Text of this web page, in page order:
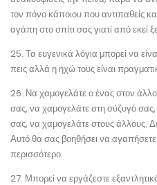
τον πόνο κάποιου που αντιπαθείς
αγάπη στο σπίτι σας γιατί από εκεί
25. Τα ευγενικά λόγια μπορεί να
πεις αλλά η ηχώ τους είναι
26. Να χαμογελάτε ο ένας στον
σας, να χαμογελάτε στη σύζυγό
σας, να χαμογελάτε στους άλλους.
Αυτό θα σας βοηθήσει να
περισσότερο.
27. Μπορεί να εργάζεστε